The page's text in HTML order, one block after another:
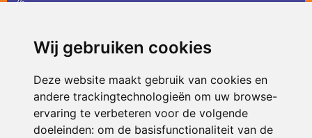
Wij gebruiken cookies
Deze website maakt gebruik van cookies en
andere trackingtechnologieën om uw browse-
ervaring te verbeteren voor de volgende
doeleinden: om de basisfunctionaliteit van de
ONDERDEEL VAN